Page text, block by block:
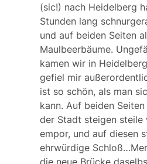
(sic!) nach Heidelberg
Stunden lang
und auf beiden Seiten
Maulbeerbäume.
kamen wir in
gefiel mir
ist so schön, als man
kann. Auf beiden
der Stadt steigen steile
empor, und auf diesen
ehrwürdige
die neue Brücke